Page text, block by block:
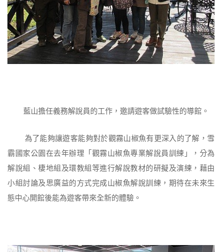
藍山擔任義務解說員的工作，邀請遊客做試驗性的導館。
為了能夠讓遊客能夠對於觀霧山椒魚有更深入的了解，雪
霸國家公園在去年辦理「觀霧山椒魚專業解說員訓練」，分為
解說組、棲地組及環教組等進行解說教材的研擬及演練，藉由
小組討論及思廣益的方式完成山椒魚解說訓練，期待在未來生
態中心開館後能為遊客帶來全新的體驗。